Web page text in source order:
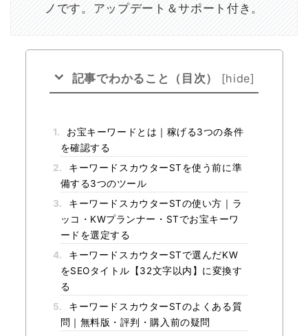
ノです。アップデート＆サポート付き。
記事でわかること（目次） [hide]
1.
お宝キーワードとは｜稼げる3つの条件
を確認する
2.
キーワードスカウターSTを使う前に準
備する3つのツール
3.
キーワードスカウターSTの使い方｜ラ
ッコ・KWプランナー・STでお宝キーワ
ードを選定する
4.
キーワードスカウターSTで選んだKW
をSEOタイトル【32文字以内】に変換す
る
5.
キーワードスカウターSTのよくある質
問｜無料版・評判・購入前の疑問